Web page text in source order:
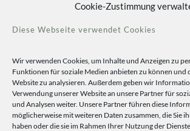
Cookie-Zustimmung
Diese Webseite verwendet Cookies
Wir verwenden Cookies, um Inhalte und Anzeigen zu
Funktionen für soziale Medien anbieten zu können und
Website zu analysieren. Außerdem geben wir
Verwendung unserer Website an unsere Partner für
und Analysen weiter. Unsere Partner führen diese
möglicherweise mit weiteren Daten zusammen, die Sie
haben oder die sie im Rahmen Ihrer Nutzung der